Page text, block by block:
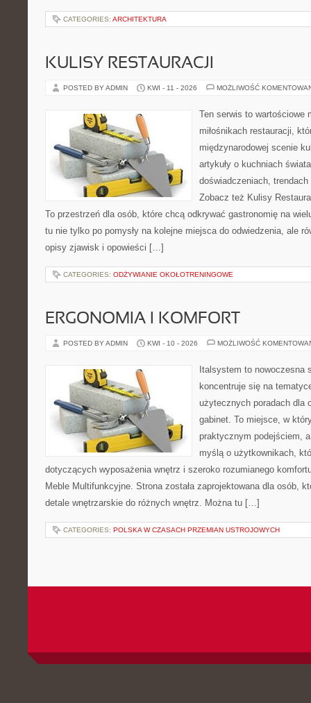
CATEGORIES: ARCHITEKTURA
KULISY RESTAURACJI
POSTED BY ADMIN KWI - 11 - 2026 MOŻLIWOŚĆ
Ten serwis to wartościowe
miłośnikach restauracji,
międzynarodowej scenie
artykuły o kuchniach
doświadczeniach,
Zobacz też Kulisy
To przestrzeń dla osób, które chcą odkrywać gastronomię na
tu nie tylko po pomysły na kolejne miejsca do odwiedzenia, ale
opisy zjawisk i opowieści […]
CATEGORIES: ODŻYWIANIE OKOŁOTRENINGOWE
ERGONOMIA I KOMFORT
POSTED BY ADMIN KWI - 10 - 2026 MOŻLIWOŚĆ
Italsystem to nowoczesna
koncentruje się na
użytecznych poradach dla
gabinet. To miejsce, w
praktycznym podejściem,
myślą o użytkownikach,
dotyczących wyposażenia wnętrz i szeroko rozumianego
Meble Multifunkcyjne. Strona została zaprojektowana dla osób,
detale wnętrzarskie do różnych wnętrz. Można tu […]
CATEGORIES: POLSKA W CZASACH PRZEMIAN USTROJOWYCH